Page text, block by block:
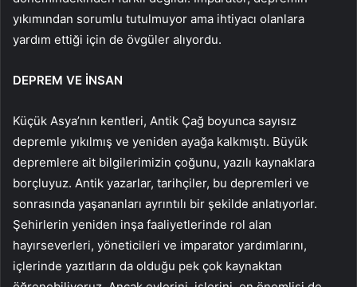
yıkımından sorumlu tutulmuyor ama ihtiyacı olanlara
yardım ettiği için de övgüler alıyordu.
DEPREM VE İNSAN
Küçük Asya’nın kentleri, Antik Çağ boyunca sayısız
depremle yıkılmış ve yeniden ayağa kalkmıştı. Büyük
depremlere ait bilgilerimizin çoğunu, yazılı kaynaklara
borçluyuz. Antik yazarlar, tarihçiler, bu depremleri ve
sonrasında yaşananları ayrıntılı bir şekilde anlatıyorlar.
Şehirlerin yeniden inşa faaliyetlerinde rol alan
hayırseverleri, yöneticileri ve imparator yardımlarını,
içlerinde yazıtların da olduğu pek çok kaynaktan